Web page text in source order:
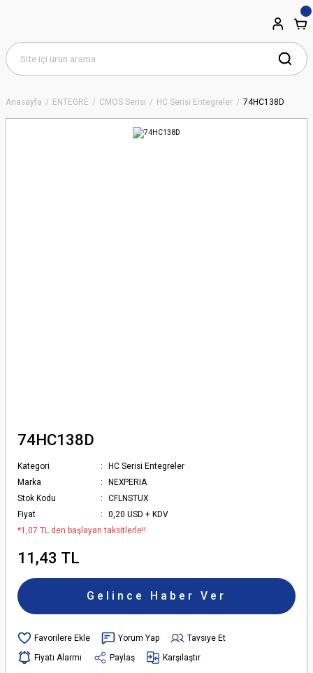
Anasayfa ENTEGRE CMOS Serisi HC Serisi Entegreler 74HC138D
74HC138D
Kategori
HC Serisi Entegreler
Marka
NEXPERIA
Stok Kodu
CFLNSTUX
Fiyat
0,20 USD + KDV
*1,07 TL den başlayan taksitlerle!!
11,43 TL
Gelince Haber Ver
Yorum Yap
Tavsiye Et
Fiyatı Alarmı
Paylaş Karşılaştır